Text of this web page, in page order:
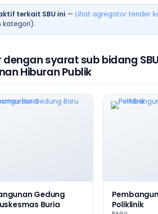
terkait SBU ini — Lihat agregator tender
kategori).
dengan syarat sub bidang
Hiburan Publik
Gedung
Buria
Poliklinik